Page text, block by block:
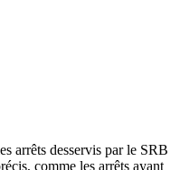
arrêts desservis par le SRB
comme les arrêts ayant